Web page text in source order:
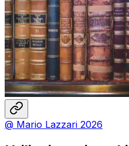
@ Mario Lazzari 2026